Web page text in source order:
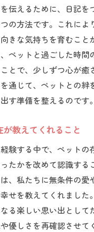
伝えるために、日記を
の方法です。これによ
きな気持ちを育むこと
ペットと過ごした時間
とで、少しずつ心が癒
通じて、ペットとの絆
す準備を整えるのです。
教えてくれること
験する中で、ペットの
たかを改めて認識する
、私たちに無条件の愛
せを教えてくれました
る楽しい思い出として
優しさを再確認させて